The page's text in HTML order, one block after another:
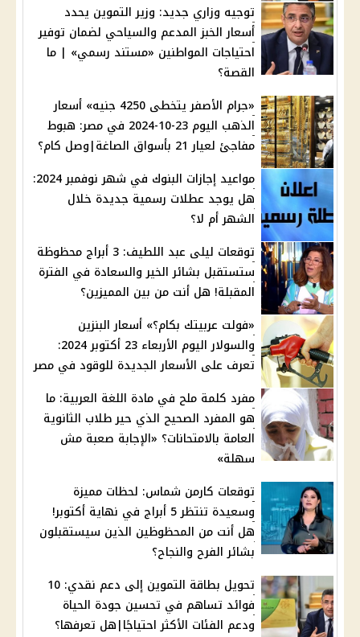
توجيه وزاري جديد: وزير التموين يحدد
أسعار الخبز المدعم والسياحي لضمان توفير
احتياجات المواطنين «مستند رسمي» | ما
القصة؟
«جرام الأصفر يتخطى 4250 جنيه» أسعار
الذهب اليوم 23-10-2024 في مصر: هبوط
مفاجئ لعيار 21 بأسواق الصاغة|وصل كام؟
مواعيد إجازات البنوك في شهر نوفمبر 2024:
هل يوجد عطلات رسمية جديدة خلال
الشهر أم لا؟
توقعات ليلى عبد اللطيف: 3 أبراج محظوظة
ستستقبل بشائر الخير والسعادة في الفترة
المقبلة! هل أنت من بين المميزين؟
«فولت عربيتك بكام؟» أسعار البنزين
والسولار اليوم الأربعاء 23 أكتوبر 2024:
تعرف على الأسعار الجديدة للوقود في مصر
مفرد كلمة ملح في مادة اللغة العربية: ما
هو المفرد الصحيح الذي حير طلاب الثانوية
العامة بالامتحانات؟ «الإجابة صعبة مش
سهلة»
توقعات كارمن شماس: لحظات مميزة
وسعيدة تنتظر 5 أبراج في نهاية أكتوبر!
هل أنت من المحظوظين الذين سيستقبلون
بشائر الفرح والنجاح؟
تحويل بطاقة التموين إلى دعم نقدي: 10
فوائد تساهم في تحسين جودة الحياة
ودعم الفئات الأكثر احتياجًا|هل تعرفها؟